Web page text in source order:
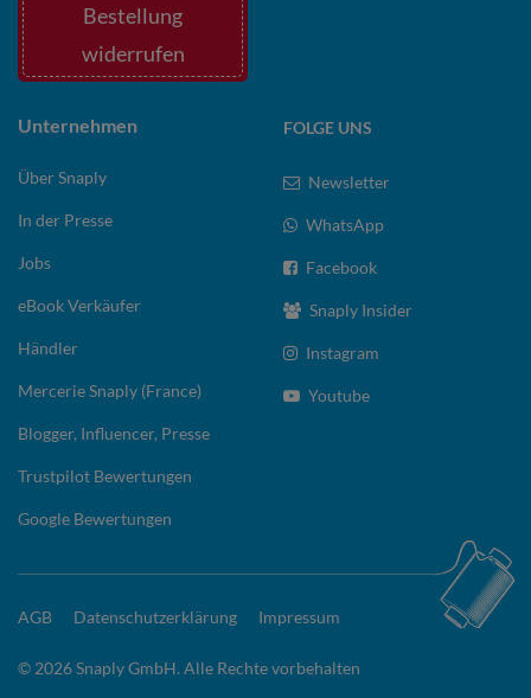
Bestellung
widerrufen
Unternehmen
Über Snaply
In der Presse
Jobs
eBook Verkäufer
Händler
Mercerie Snaply (France)
Blogger, Influencer, Presse
Trustpilot Bewertungen
Google Bewertungen
FOLGE UNS
Newsletter
WhatsApp
Facebook
Snaply Insider
Instagram
Youtube
AGB Datenschutzerklärung Impressum
© 2026 Snaply GmbH. Alle Rechte vorbehalten